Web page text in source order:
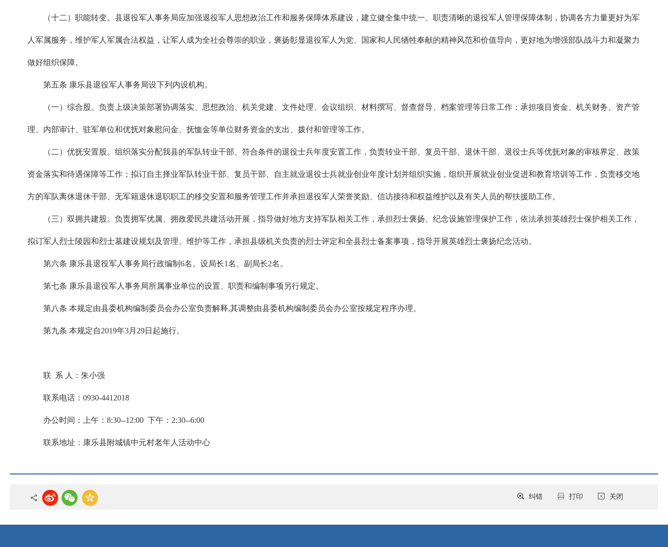
（十二）职能转变。县退役军人事务局应加强退役军人思想政治工作和服务保障体系建设，建立健全集中统一、职责清晰的退役军人管理保障体制，协调各方力量更好为军
人军属服务，维护军人军属合法权益，让军人成为全社会尊崇的职业，褒扬彰显退役军人为党、国家和人民牺牲奉献的精神风范和价值导向，更好地为增强部队战斗力和凝聚力
做好组织保障。
第五条 康乐县退役军人事务局设下列内设机构。
（一）综合股。负责上级决策部署协调落实、思想政治、机关党建、文件处理、会议组织、材料撰写、督查督导、档案管理等日常工作；承担项目资金、机关财务、资产管
理、内部审计、驻军单位和优抚对象慰问金、抚恤金等单位财务资金的支出、拨付和管理等工作。
（二）优抚安置股。组织落实分配我县的军队转业干部、符合条件的退役士兵年度安置工作，负责转业干部、复员干部、退休干部、退役士兵等优抚对象的审核界定、政策
资金落实和待遇保障等工作；拟订自主择业军队转业干部、复员干部、自主就业退役士兵就业创业年度计划并组织实施，组织开展就业创业促进和教育培训等工作，负责移交地
方的军队离休退休干部、无军籍退休退职职工的移交安置和服务管理工作并承担退役军人荣誉奖励、信访接待和权益维护以及有关人员的帮扶援助工作。
（三）双拥共建股。负责拥军优属、拥政爱民共建活动开展，指导做好地方支持军队相关工作，承担烈士褒扬、纪念设施管理保护工作，依法承担英雄烈士保护相关工作，
拟订军人烈士陵园和烈士墓建设规划及管理、维护等工作，承担县级机关负责的烈士评定和全县烈士备案事项，指导开展英雄烈士褒扬纪念活动。
第六条 康乐县退役军人事务局行政编制6名。设局长1名、副局长2名。
第七条 康乐县退役军人事务局所属事业单位的设置、职责和编制事项另行规定。
第八条 本规定由县委机构编制委员会办公室负责解释,其调整由县委机构编制委员会办公室按规定程序办理。
第九条 本规定自2019年3月29日起施行。
联 系 人：朱小强
联系电话：0930-4412018
办公时间：上午：8:30--12:00 下午：2:30--6:00
联系地址：康乐县附城镇中元村老年人活动中心
关闭
打印
纠错